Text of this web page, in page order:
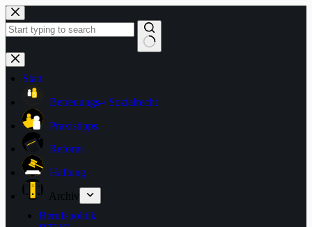
Zum
Inhalt
springen
Keine
Ergebnisse
Start
Betreuungs-/ Sozialrecht
Praxistipps
Reform
Haftung
Archiv
Berufspolitik